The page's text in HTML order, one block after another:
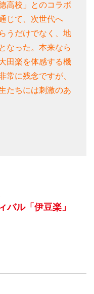
高校」とのコラボ
じて、次世代へ
うだけでなく、地
なった。本来なら
田楽を体感する機
常に残念ですが、
たちには刺激のあ
バル「伊豆楽」